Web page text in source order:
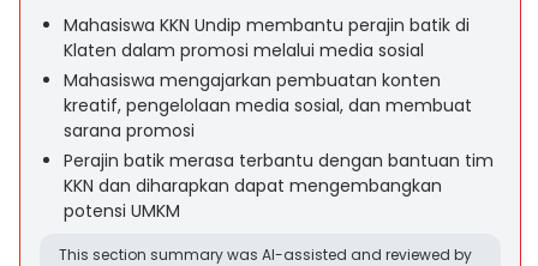
Mahasiswa KKN Undip membantu perajin batik di
Klaten dalam promosi melalui media sosial
Mahasiswa mengajarkan pembuatan konten
kreatif, pengelolaan media sosial, dan membuat
sarana promosi
Perajin batik merasa terbantu dengan bantuan tim
KKN dan diharapkan dapat mengembangkan
potensi UMKM
This section summary was AI-assisted and reviewed by